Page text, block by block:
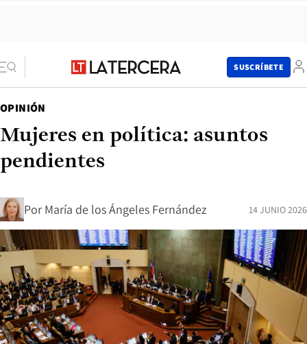
SUSCRÍBETE
OPINIÓN
Mujeres en política: asuntos
pendientes
Por María de los Ángeles Fernández 14 JUNIO 2026